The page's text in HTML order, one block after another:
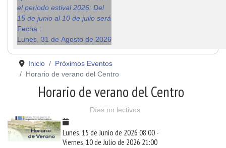
el periodo estival 2026: Del
15 de junio al 10 de julio será
Fecha :
Lunes, 31 de Agosto de 2026
Inicio
Próximos Eventos
Horario de verano del Centro
Horario de verano del Centro
Días no lectivos
Lunes, 15 de Junio de 2026 08:00-
Viernes, 10 de Julio de 2026 21:00